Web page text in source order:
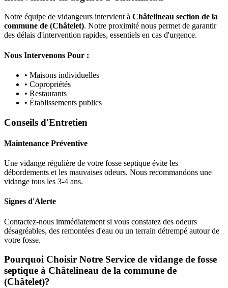
Notre équipe de vidangeurs intervient à Châtelineau section de la
commune de (Châtelet). Notre proximité nous permet de garantir
des délais d'intervention rapides, essentiels en cas d'urgence.
Nous Intervenons Pour :
• Maisons individuelles
• Copropriétés
• Restaurants
• Établissements publics
Conseils d'Entretien
Maintenance Préventive
Une vidange régulière de votre fosse septique évite les
débordements et les mauvaises odeurs. Nous recommandons une
vidange tous les 3-4 ans.
Signes d'Alerte
Contactez-nous immédiatement si vous constatez des odeurs
désagréables, des remontées d'eau ou un terrain détrempé autour de
votre fosse.
Pourquoi Choisir Notre Service de vidange de fosse
septique à Châtelineau de la commune de
(Châtelet)?